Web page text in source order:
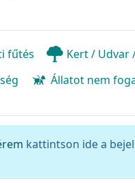
fűtés
Kert / Udvar
Állatot nem
kattintson ide a